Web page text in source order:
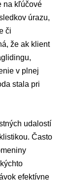
na kľúčové
úrazu,
či
že ak klient
v plnej
stala pri
udalostí
Často
efektívne